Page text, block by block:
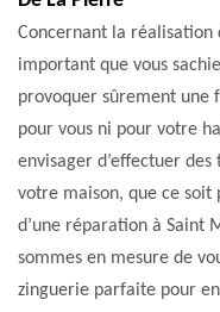
Concernant la réalisation
important que vous
provoquer sûrement une
pour vous ni pour votre
envisager d’effectuer
votre maison, que ce
d’une réparation à Saint
sommes en mesure de
zinguerie parfaite pour